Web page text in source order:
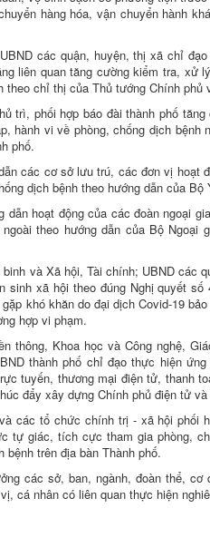
hàng hóa, vận chuyển hành
các quận, huyện, thị xã chỉ
liên quan tăng cường kiểm tra, xử
theo chỉ thị của Thủ tướng Chính
trì, phối hợp báo đài thành phố
hành vi về phòng, chống dịch
phố.
các cơ sở lưu trú, các đơn vị hoạt
dịch bệnh theo hướng dẫn của Bộ
dẫn hoạt động của các đoàn ngoại
theo hướng dẫn của Bộ Ngoại
và Xã hội, Tài chính; UBND các
sinh xã hội theo đúng Nghị quyết
khó khăn do đại dịch Covid-19
hợp vi phạm.
thông, Khoa học và Công nghệ,
thành phố chỉ đạo thực hiện
tuyến, thương mại điện tử, thanh
đẩy xây dựng Chính phủ điện tử
các tổ chức chính trị - xã hội phối
tự giác, tích cực tham gia phòng,
trên địa bàn Thành phố.
các sở, ban, ngành, đoàn thể,
cá nhân có liên quan thực hiện